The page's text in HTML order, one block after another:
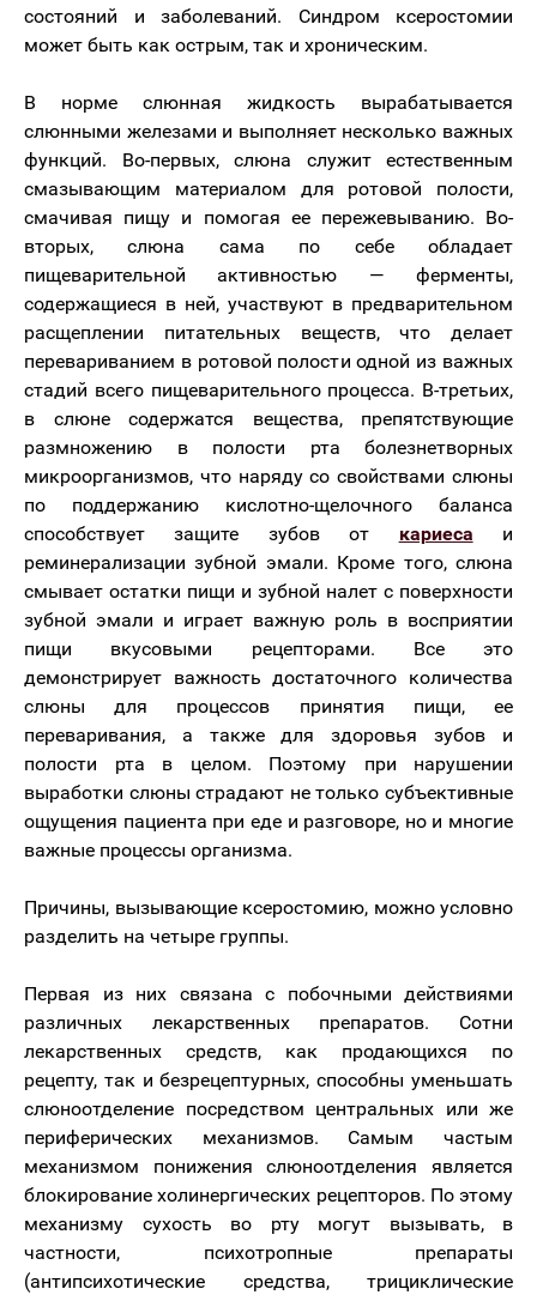
состояний и заболеваний. Синдром ксеростомии
может быть как острым, так и хроническим.
В норме слюнная жидкость вырабатывается
слюнными железами и выполняет несколько важных
функций. Во-первых, слюна служит естественным
смазывающим материалом для ротовой полости,
смачивая пищу и помогая ее пережевыванию. Во-
вторых, слюна сама по себе обладает
пищеварительной активностью — ферменты,
содержащиеся в ней, участвуют в предварительном
расщеплении питательных веществ, что делает
перевариванием в ротовой полости одной из важных
стадий всего пищеварительного процесса. В-третьих,
в слюне содержатся вещества, препятствующие
размножению в полости рта болезнетворных
микроорганизмов, что наряду со свойствами слюны
по поддержанию кислотно-щелочного баланса
способствует защите зубов от кариеса и
реминерализации зубной эмали. Кроме того, слюна
смывает остатки пищи и зубной налет с поверхности
зубной эмали и играет важную роль в восприятии
пищи вкусовыми рецепторами. Все это
демонстрирует важность достаточного количества
слюны для процессов принятия пищи, ее
переваривания, а также для здоровья зубов и
полости рта в целом. Поэтому при нарушении
выработки слюны страдают не только субъективные
ощущения пациента при еде и разговоре, но и многие
важные процессы организма.
Причины, вызывающие ксеростомию, можно условно
разделить на четыре группы.
Первая из них связана с побочными действиями
различных лекарственных препаратов. Сотни
лекарственных средств, как продающихся по
рецепту, так и безрецептурных, способны уменьшать
слюноотделение посредством центральных или же
периферических механизмов. Самым частым
механизмом понижения слюноотделения является
блокирование холинергических рецепторов. По этому
механизму сухость во рту могут вызывать, в
частности, психотропные препараты
(антипсихотические средства, трициклические